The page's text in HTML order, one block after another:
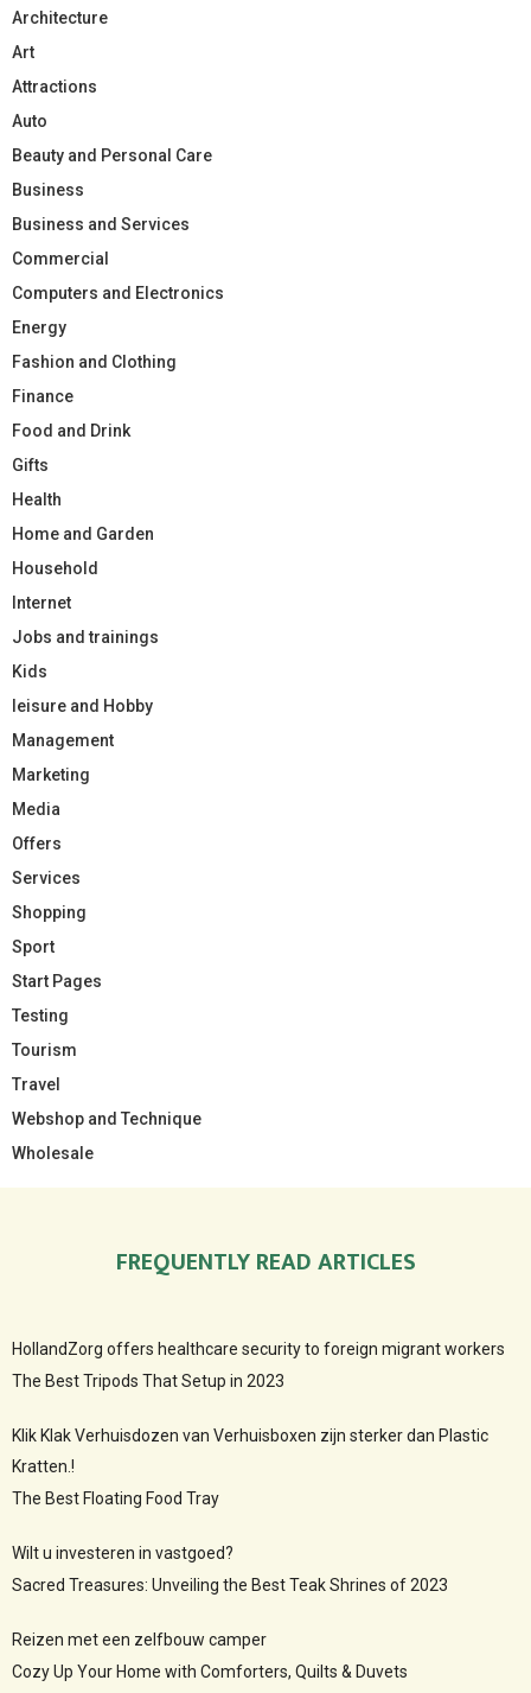
Architecture
Art
Attractions
Auto
Beauty and Personal Care
Business
Business and Services
Commercial
Computers and Electronics
Energy
Fashion and Clothing
Finance
Food and Drink
Gifts
Health
Home and Garden
Household
Internet
Jobs and trainings
Kids
leisure and Hobby
Management
Marketing
Media
Offers
Services
Shopping
Sport
Start Pages
Testing
Tourism
Travel
Webshop and Technique
Wholesale
FREQUENTLY READ ARTICLES
HollandZorg offers healthcare security to foreign migrant workers
The Best Tripods That Setup in 2023
Klik Klak Verhuisdozen van Verhuisboxen zijn sterker dan Plastic
Kratten.!
The Best Floating Food Tray
Wilt u investeren in vastgoed?
Sacred Treasures: Unveiling the Best Teak Shrines of 2023
Reizen met een zelfbouw camper
Cozy Up Your Home with Comforters, Quilts & Duvets